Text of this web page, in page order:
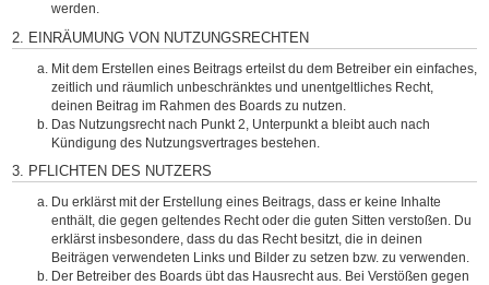
werden.
2. EINRÄUMUNG VON NUTZUNGSRECHTEN
Mit dem Erstellen eines Beitrags erteilst du dem Betreiber ein einfaches,
zeitlich und räumlich unbeschränktes und unentgeltliches Recht,
deinen Beitrag im Rahmen des Boards zu nutzen.
Das Nutzungsrecht nach Punkt 2, Unterpunkt a bleibt auch nach
Kündigung des Nutzungsvertrages bestehen.
3. PFLICHTEN DES NUTZERS
Du erklärst mit der Erstellung eines Beitrags, dass er keine Inhalte
enthält, die gegen geltendes Recht oder die guten Sitten verstoßen. Du
erklärst insbesondere, dass du das Recht besitzt, die in deinen
Beiträgen verwendeten Links und Bilder zu setzen bzw. zu verwenden.
Der Betreiber des Boards übt das Hausrecht aus. Bei Verstößen gegen